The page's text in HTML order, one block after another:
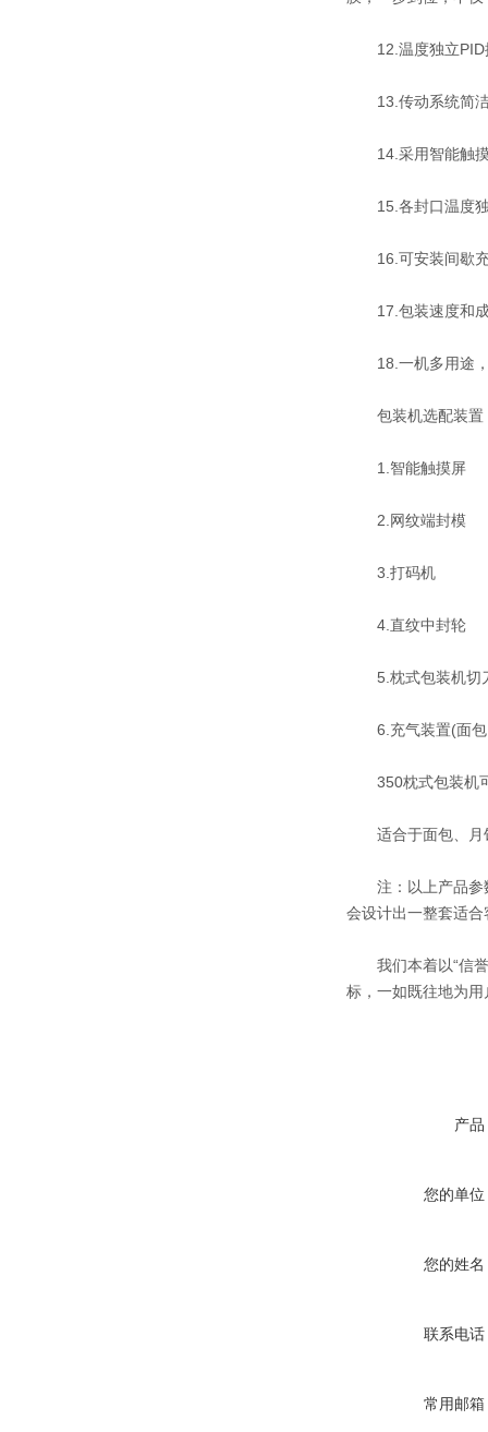
12.温度独立PID控
13.传动系统简洁
14.采用智能触摸
15.各封口温度独
16.可安装间歇充
17.包装速度和成
18.一机多用途，
包装机选配装置
1.智能触摸屏
2.网纹端封模
3.打码机
4.直纹中封轮
5.枕式包装机切
6.充气装置(面包
350枕式包装机
适合于面包、月饼
注：以上产品参数
会设计出一整套适
我们本着以“信誉
标，一如既往地为
产品
您的单位
您的姓名
联系电话
常用邮箱